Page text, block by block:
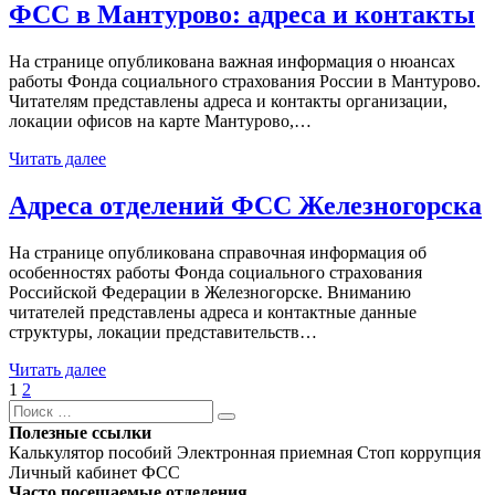
ФСС в Мантурово: адреса и контакты
На странице опубликована важная информация о нюансах
работы Фонда социального страхования России в Мантурово.
Читателям представлены адреса и контакты организации,
локации офисов на карте Мантурово,…
Читать далее
Адреса отделений ФСС Железногорска
На странице опубликована справочная информация об
особенностях работы Фонда социального страхования
Российской Федерации в Железногорске. Вниманию
читателей представлены адреса и контактные данные
структуры, локации представительств…
Читать далее
Навигация
по
записям
Страница
1 Страница
2
страница
Поиск
Поиск
Полезные ссылки
Калькулятор пособий Электронная приемная Стоп коррупция
Личный кабинет ФСС